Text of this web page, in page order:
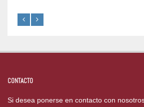
CONTACTO
Si desea ponerse en contacto con